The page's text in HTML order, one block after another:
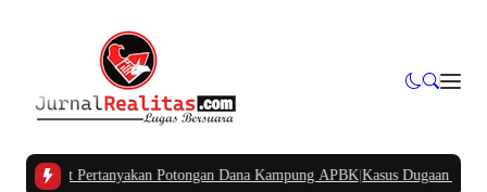
Pertanyakan Potongan Dana Kampung APBK |Kasus Dugaan